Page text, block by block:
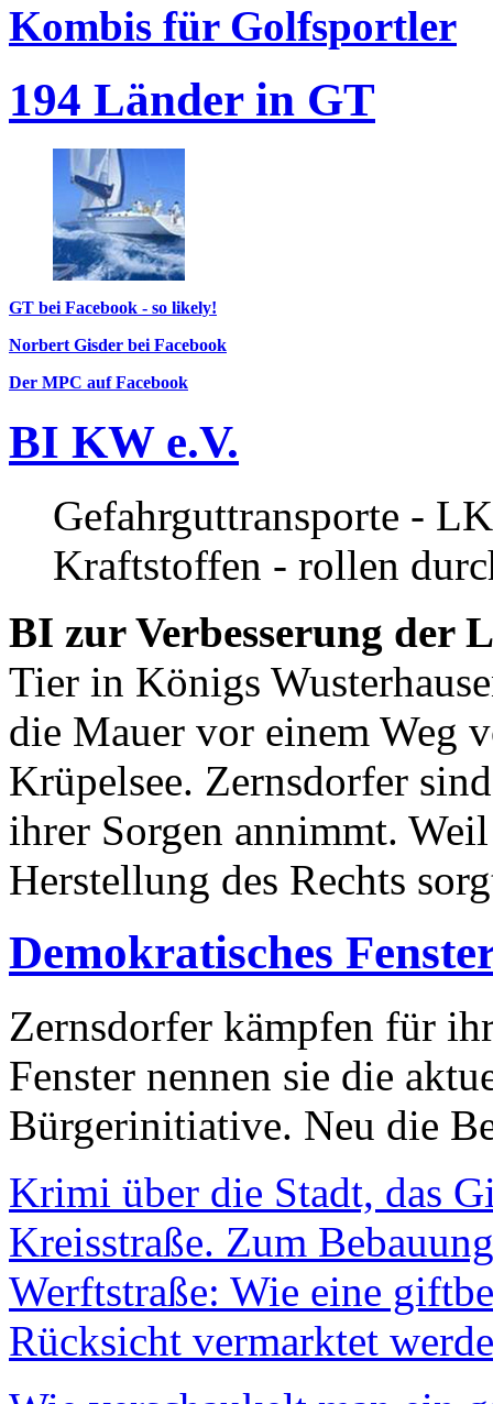
Kombis für Golfsportler
194 Länder in GT
GT bei Facebook - so likely!
Norbert Gisder bei Facebook
Der MPC auf Facebook
BI KW e.V.
Gefahrguttransporte -
Kraftstoffen - rollen
BI zur Verbesserung der
Tier in Königs
die Mauer vor einem Weg
Krüpelsee. Zernsdorfer
ihrer Sorgen annimmt.
Herstellung des Rechts
Demokratisches
Zernsdorfer kämpfen für
Fenster nennen sie die
Bürgerinitiative. Neu die
Krimi über die Stadt, das
Kreisstraße. Zum
Werftstraße: Wie eine
Rücksicht vermarktet